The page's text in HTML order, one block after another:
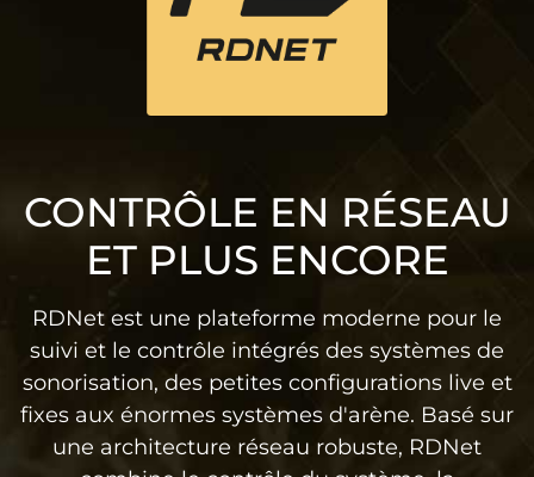
CONTRÔLE EN RÉSEAU
ET PLUS ENCORE
RDNet est une plateforme moderne pour le
suivi et le contrôle intégrés des systèmes de
sonorisation, des petites configurations live et
fixes aux énormes systèmes d'arène. Basé sur
une architecture réseau robuste, RDNet